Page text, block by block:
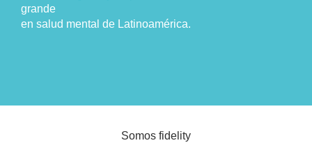
grande
en salud mental de Latinoamérica.
Somos fidelity